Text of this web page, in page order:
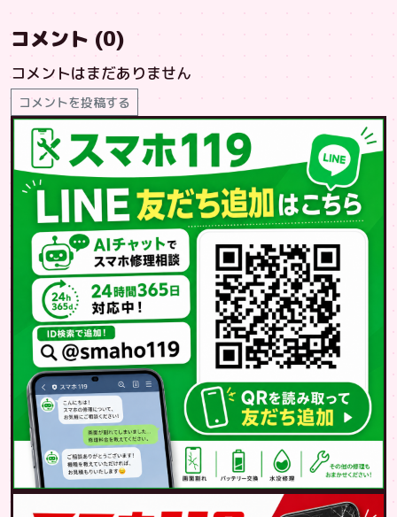
コメント (0)
コメントはまだありません
コメントを投稿する